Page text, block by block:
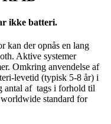
ikke batteri.
kan der opnås en lang
Aktive systemer
Omkring anvendelse af
levetid (typisk 5-8 år) i
antal af tags i forhold til
standard for